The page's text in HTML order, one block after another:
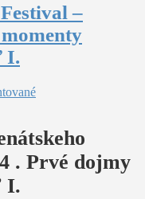
–
I.
. Prvé dojmy
I.